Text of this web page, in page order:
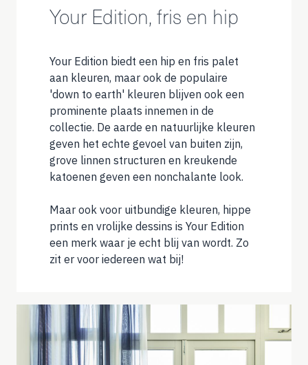
Your Edition, fris en hip
Your Edition biedt een hip en fris palet
aan kleuren, maar ook de populaire
'down to earth' kleuren blijven ook een
prominente plaats innemen in de
collectie. De aarde en natuurlijke kleuren
geven het echte gevoel van buiten zijn,
grove linnen structuren en kreukende
katoenen geven een nonchalante look.
Maar ook voor uitbundige kleuren, hippe
prints en vrolijke dessins is Your Edition
een merk waar je echt blij van wordt. Zo
zit er voor iedereen wat bij!